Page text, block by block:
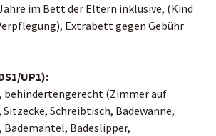
im Bett der Eltern inklusive, (Kind
Extrabett gegen Gebühr
UP1):
behindertengerecht (Zimmer auf
Schreibtisch, Badewanne,
Bademantel, Badeslipper,